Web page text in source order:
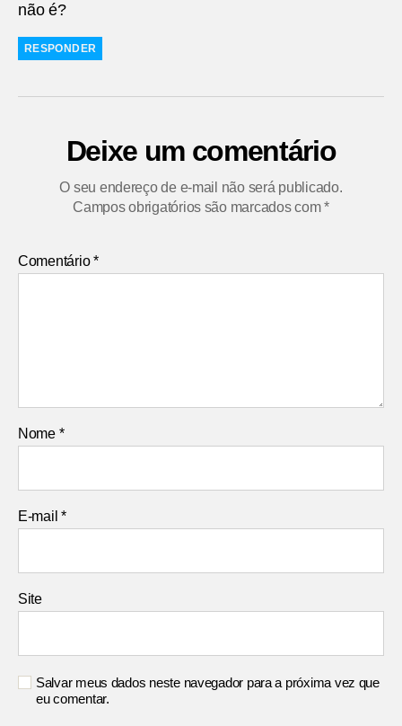
não é?
RESPONDER
Deixe um comentário
O seu endereço de e-mail não será publicado.
Campos obrigatórios são marcados com*
Comentário*
Nome *
E-mail*
Site
Salvar meus dados neste navegador para a próxima vez que
eu comentar.